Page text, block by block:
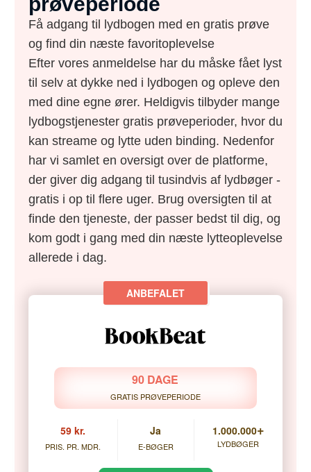
Få adgang til lydbogen med en gratis prøve
og find din næste favoritoplevelse
Efter vores anmeldelse har du måske fået lyst
til selv at dykke ned i lydbogen og opleve den
med dine egne ører. Heldigvis tilbyder mange
lydbogstjenester gratis prøveperioder, hvor du
kan streame og lytte uden binding. Nedenfor
har vi samlet en oversigt over de platforme,
der giver dig adgang til tusindvis af lydbøger -
gratis i op til flere uger. Brug oversigten til at
finde den tjeneste, der passer bedst til dig, og
kom godt i gang med din næste lytteoplevelse
allerede i dag.
90 DAGE
GRATIS PRØVEPERIODE
59 kr.
PRIS. PR. MDR.
Ja
E-BØGER
1.000.000+
LYDBØGER